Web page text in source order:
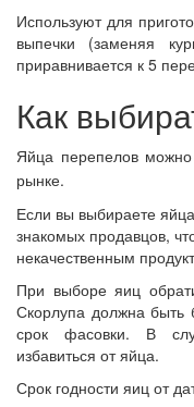
Используют для
выпечки (заменяя
приравнивается к 5
Как
Яйца перепелов
рынке.
Если вы выбираете
знакомых продавцов,
некачественным
При выборе яиц
Скорлупа должна быть
срок фасовки. В
избавиться от яйца.
Срок годности яиц от